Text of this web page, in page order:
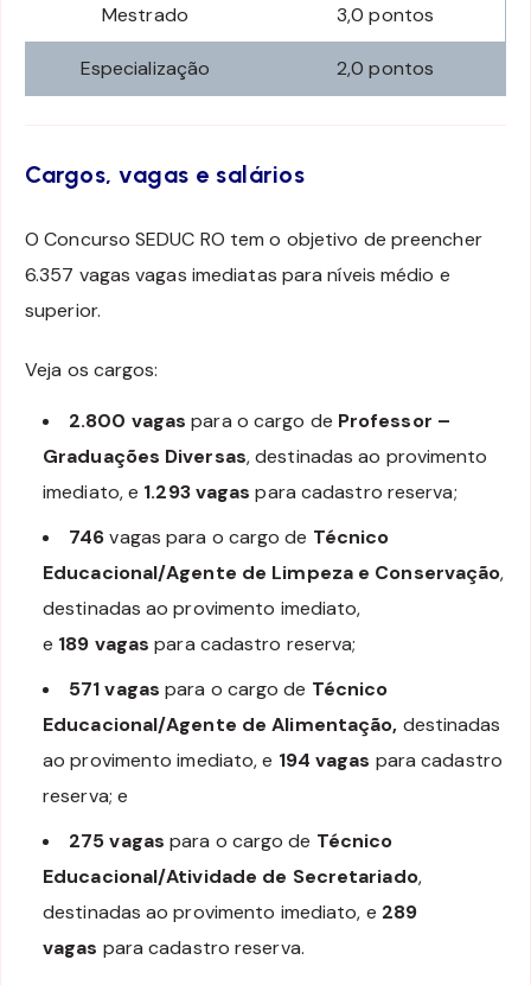
Mestrado 3,0 pontos
Especialização 2,0 pontos
Cargos, vagas e salários
O Concurso SEDUC RO tem o objetivo de preencher
6.357 vagas vagas imediatas para níveis médio e
superior.
Veja os cargos:
2.800 vagas para o cargo de Professor –
Graduações Diversas, destinadas ao provimento
imediato, e 1.293 vagaspara cadastro reserva;
746vagas para o cargo de Técnico
Educacional/Agente de Limpeza e Conservação,
destinadas ao provimento imediato,
e 189 vagas para cadastro reserva;
571 vagas para o cargo de Técnico
Educacional/Agente de Alimentação, destinadas
ao provimento imediato, e 194 vagas para cadastro
reserva; e
275 vagas para o cargo de Técnico
Educacional/Atividade de Secretariado,
destinadas ao provimento imediato, e 289
vagas para cadastro reserva.